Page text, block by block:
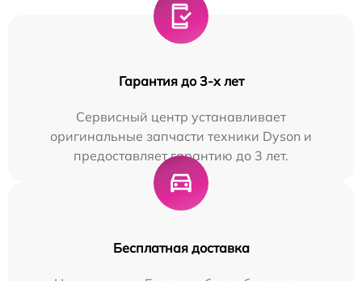
Гарантия до 3-х лет
Сервисный центр устанавливает
оригинальные запчасти техники Dyson и
предоставляет гарантию до 3 лет.
Бесплатная доставка